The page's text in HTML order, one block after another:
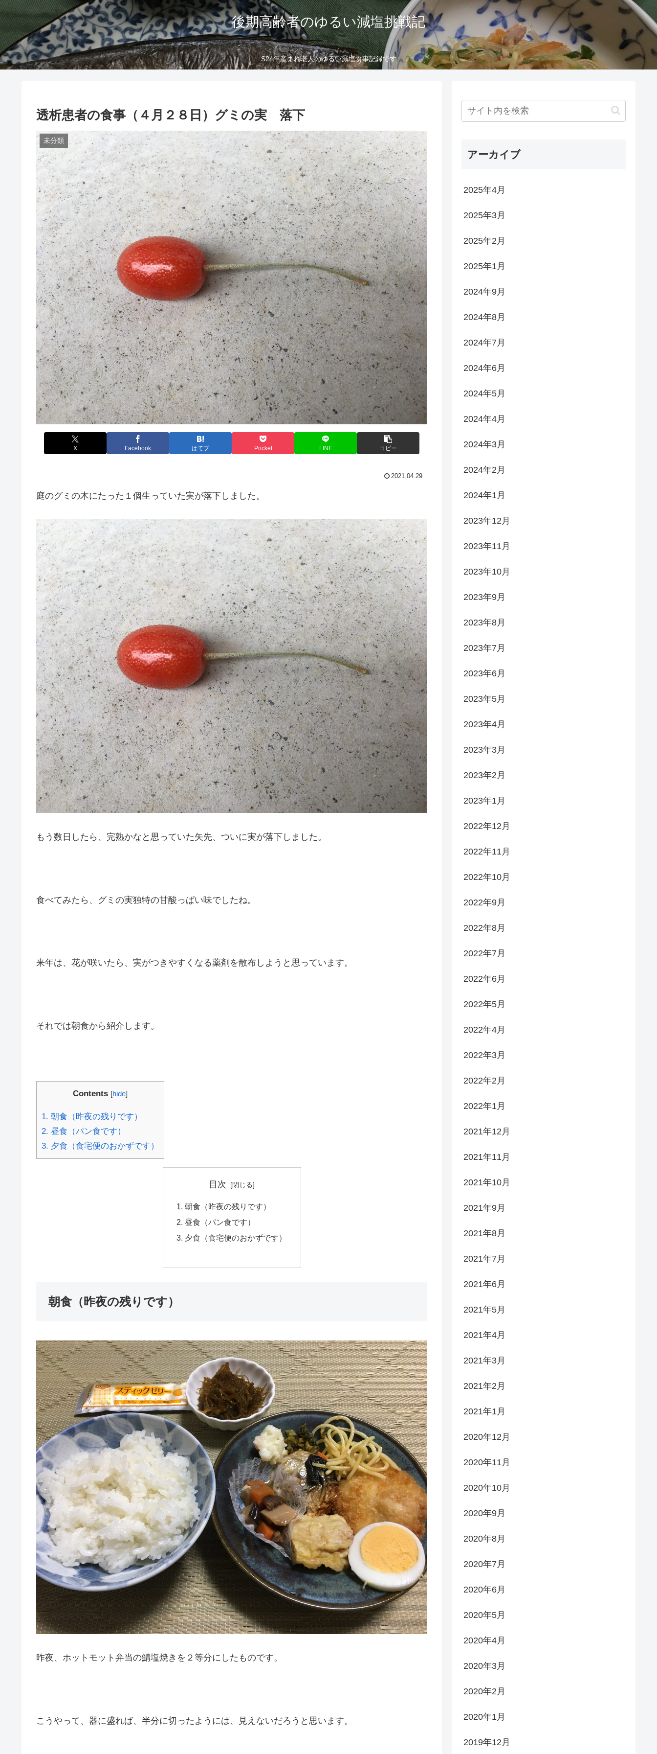
後期高齢者のゆるい減塩挑戦記
S24年産まれ老人のゆるい減塩食事記録です
透析患者の食事（４月２８日）グミの実 落下
未分類
X Facebook はてブ Pocket LINE コピー
2021.04.29
庭のグミの木にたった１個生っていた実が落下しました。
もう数日したら、完熟かなと思っていた矢先、ついに実が落下しました。
食べてみたら、グミの実独特の甘酸っぱい味でしたね。
来年は、花が咲いたら、実がつきやすくなる薬剤を散布しようと思っています。
それでは朝食から紹介します。
Contents [hide]
1. 朝食（昨夜の残りです）
2. 昼食（パン食です）
3. 夕食（食宅便のおかずです）
目次
朝食（昨夜の残りです）
昼食（パン食です）
夕食（食宅便のおかずです）
朝食（昨夜の残りです）
昨夜、ホットモット弁当の鯖塩焼きを２等分にしたものです。
こうやって、器に盛れば、半分に切ったようには、見えないだろうと思います。
アーカイブ
2025年4月
2025年3月
2025年2月
2025年1月
2024年9月
2024年8月
2024年7月
2024年6月
2024年5月
2024年4月
2024年3月
2024年2月
2024年1月
2023年12月
2023年11月
2023年10月
2023年9月
2023年8月
2023年7月
2023年6月
2023年5月
2023年4月
2023年3月
2023年2月
2023年1月
2022年12月
2022年11月
2022年10月
2022年9月
2022年8月
2022年7月
2022年6月
2022年5月
2022年4月
2022年3月
2022年2月
2022年1月
2021年12月
2021年11月
2021年10月
2021年9月
2021年8月
2021年7月
2021年6月
2021年5月
2021年4月
2021年3月
2021年2月
2021年1月
2020年12月
2020年11月
2020年10月
2020年9月
2020年8月
2020年7月
2020年6月
2020年5月
2020年4月
2020年3月
2020年2月
2020年1月
2019年12月